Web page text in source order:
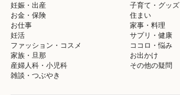
妊娠・出産
子育て・グッズ
お金・保険
住まい
お仕事
家事・料理
妊活
サプリ・健康
ファッション・コスメ
ココロ・悩み
家族・旦那
お出かけ
産婦人科・小児科
その他の疑問
雑談・つぶやき